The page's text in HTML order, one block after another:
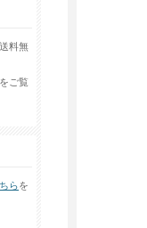
料無
をご覧
らを